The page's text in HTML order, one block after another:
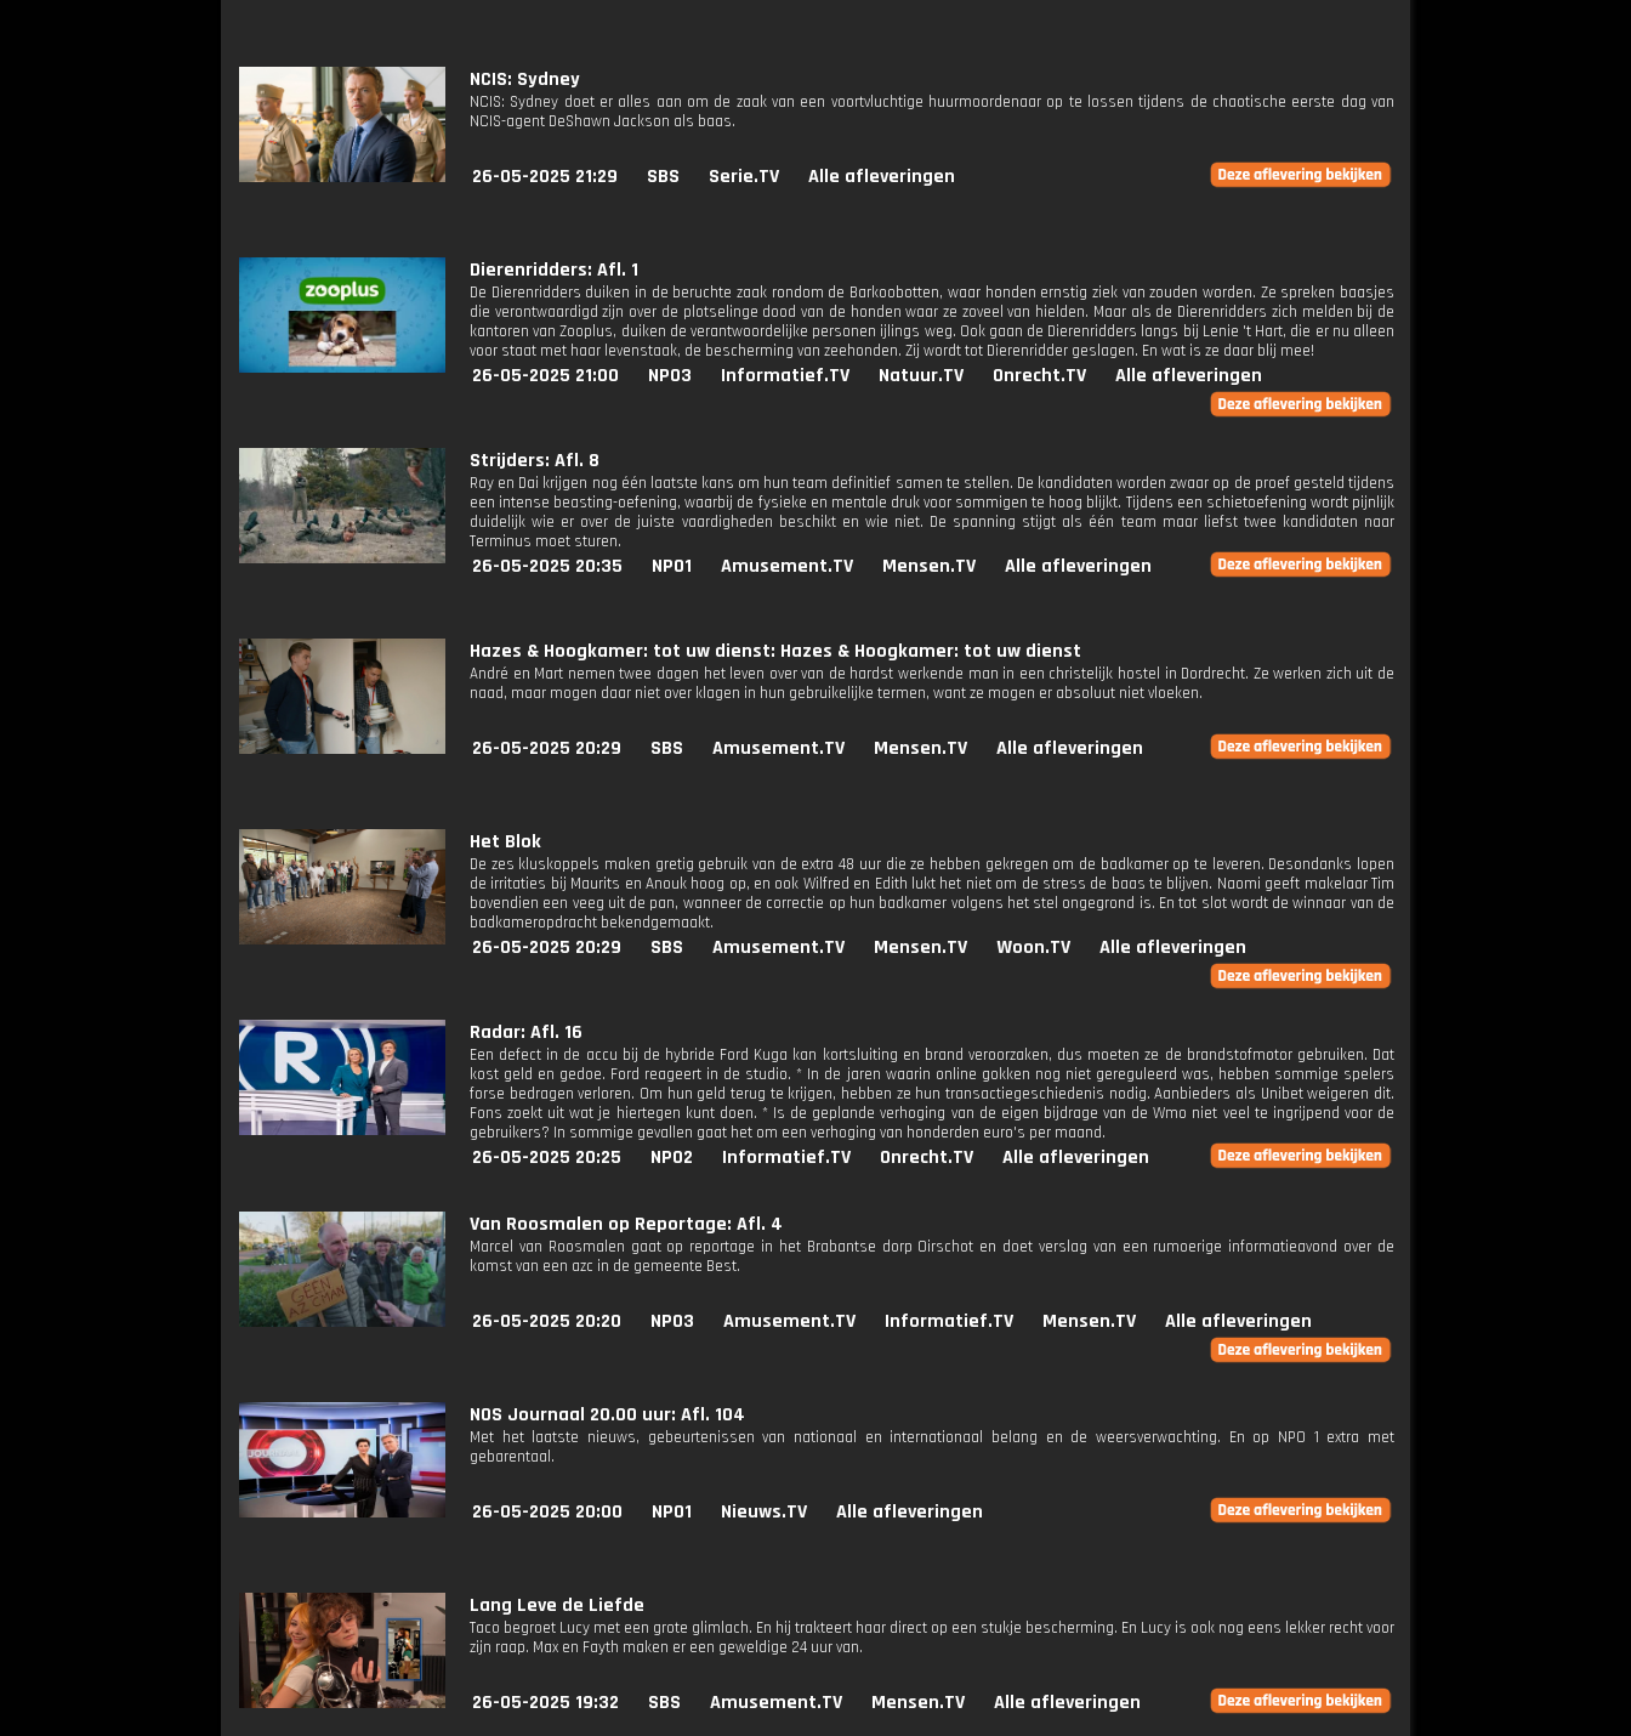
NCIS: Sydney
NCIS: Sydney doet er alles aan om de zaak van een voortvluchtige huurmoordenaar op te lossen tijdens de chaotische eerste dag van
NCIS-agent DeShawn Jackson als baas.
26-05-2025 21:29 SBS Serie.TV Alle afleveringen
Dierenridders: Afl. 1
De Dierenridders duiken in de beruchte zaak rondom de Barkoobotten, waar honden ernstig ziek van zouden worden. Ze spreken baasjes
die verontwaardigd zijn over de plotselinge dood van de honden waar ze zoveel van hielden. Maar als de Dierenridders zich melden bij de
kantoren van Zooplus, duiken de verantwoordelijke personen ijlings weg. Ook gaan de Dierenridders langs bij Lenie 't Hart, die er nu alleen
voor staat met haar levenstaak, de bescherming van zeehonden. Zij wordt tot Dierenridder geslagen. En wat is ze daar blij mee!
26-05-2025 21:00 NPO3 Informatief.TV Natuur.TV Onrecht.TV Alle afleveringen
Strijders: Afl. 8
Ray en Dai krijgen nog één laatste kans om hun team definitief samen te stellen. De kandidaten worden zwaar op de proef gesteld tijdens
een intense beasting-oefening, waarbij de fysieke en mentale druk voor sommigen te hoog blijkt. Tijdens een schietoefening wordt pijnlijk
duidelijk wie er over de juiste vaardigheden beschikt en wie niet. De spanning stijgt als één team maar liefst twee kandidaten naar
Terminus moet sturen.
26-05-2025 20:35 NPO1 Amusement.TV Mensen.TV Alle afleveringen
Hazes & Hoogkamer: tot uw dienst: Hazes & Hoogkamer: tot uw dienst
André en Mart nemen twee dagen het leven over van de hardst werkende man in een christelijk hostel in Dordrecht. Ze werken zich uit de
naad, maar mogen daar niet over klagen in hun gebruikelijke termen, want ze mogen er absoluut niet vloeken.
26-05-2025 20:29 SBS Amusement.TV Mensen.TV Alle afleveringen
Het Blok
De zes kluskoppels maken gretig gebruik van de extra 48 uur die ze hebben gekregen om de badkamer op te leveren. Desondanks lopen
de irritaties bij Maurits en Anouk hoog op, en ook Wilfred en Edith lukt het niet om de stress de baas te blijven. Naomi geeft makelaar Tim
bovendien een veeg uit de pan, wanneer de correctie op hun badkamer volgens het stel ongegrond is. En tot slot wordt de winnaar van de
badkameropdracht bekendgemaakt.
26-05-2025 20:29 SBS Amusement.TV Mensen.TV Woon.TV Alle afleveringen
Radar: Afl. 16
Een defect in de accu bij de hybride Ford Kuga kan kortsluiting en brand veroorzaken, dus moeten ze de brandstofmotor gebruiken. Dat
kost geld en gedoe. Ford reageert in de studio. * In de jaren waarin online gokken nog niet gereguleerd was, hebben sommige spelers
forse bedragen verloren. Om hun geld terug te krijgen, hebben ze hun transactiegeschiedenis nodig. Aanbieders als Unibet weigeren dit.
Fons zoekt uit wat je hiertegen kunt doen. * Is de geplande verhoging van de eigen bijdrage van de Wmo niet veel te ingrijpend voor de
gebruikers? In sommige gevallen gaat het om een verhoging van honderden euro's per maand.
26-05-2025 20:25 NPO2 Informatief.TV Onrecht.TV Alle afleveringen
Van Roosmalen op Reportage: Afl. 4
Marcel van Roosmalen gaat op reportage in het Brabantse dorp Oirschot en doet verslag van een rumoerige informatieavond over de
komst van een azc in de gemeente Best.
26-05-2025 20:20 NPO3 Amusement.TV Informatief.TV Mensen.TV Alle afleveringen
NOS Journaal 20.00 uur: Afl. 104
Met het laatste nieuws, gebeurtenissen van nationaal en internationaal belang en de weersverwachting. En op NPO 1 extra met
gebarentaal.
26-05-2025 20:00 NPO1 Nieuws.TV Alle afleveringen
Lang Leve de Liefde
Taco begroet Lucy met een grote glimlach. En hij trakteert haar direct op een stukje bescherming. En Lucy is ook nog eens lekker recht voor
zijn raap. Max en Fayth maken er een geweldige 24 uur van.
26-05-2025 19:32 SBS Amusement.TV Mensen.TV Alle afleveringen